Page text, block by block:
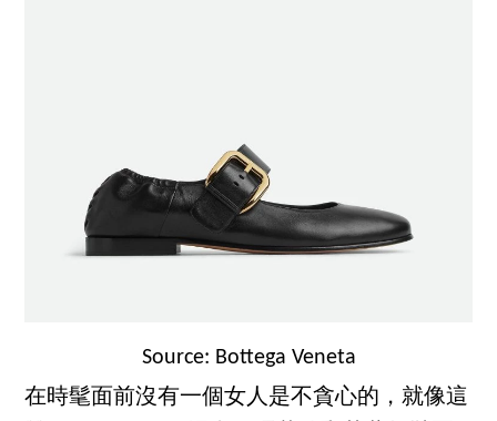
Source: Bottega Veneta
在時髦面前沒有一個女人是不貪心的，就像這